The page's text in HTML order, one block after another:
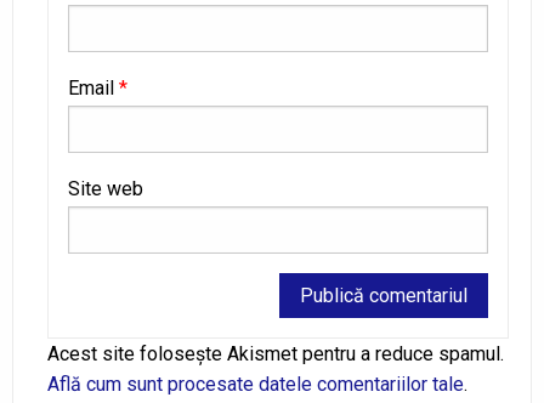
Email *
Site web
Alternative:
Acest site folosește Akismet pentru a reduce spamul.
Află cum sunt procesate datele comentariilor tale.